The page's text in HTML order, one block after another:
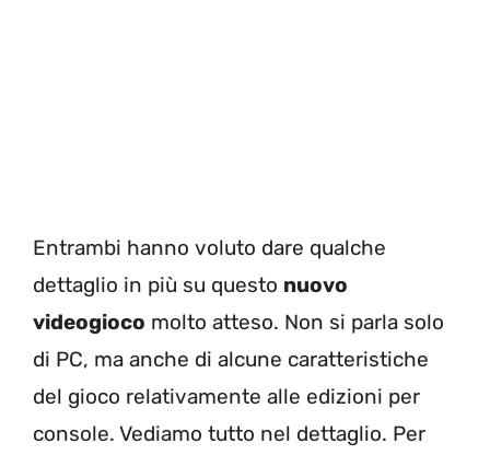
Entrambi hanno voluto dare qualche
dettaglio in più su questo nuovo
videogioco molto atteso. Non si parla solo
di PC, ma anche di alcune caratteristiche
del gioco relativamente alle edizioni per
console. Vediamo tutto nel dettaglio. Per